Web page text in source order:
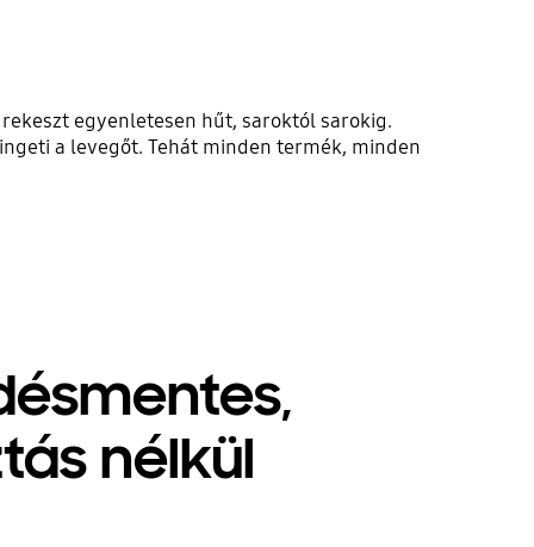
egyenletesen hűt, saroktól sarokig.
a levegőt. Tehát minden termék, minden
nélkül